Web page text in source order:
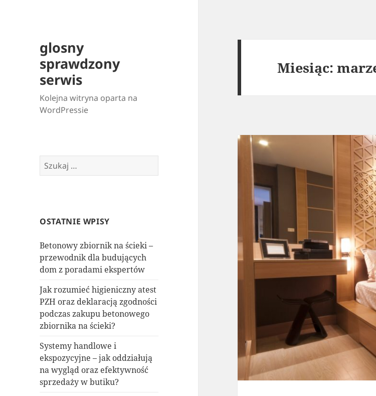
glosny
sprawdzony
serwis
Kolejna witryna oparta na
WordPressie
Szukaj:
OSTATNIE WPISY
Betonowy zbiornik na ścieki –
przewodnik dla budujących
dom z poradami ekspertów
Jak rozumieć higieniczny atest
PZH oraz deklaracją zgodności
podczas zakupu betonowego
zbiornika na ścieki?
Systemy handlowe i
ekspozycyjne – jak oddziałują
na wygląd oraz efektywność
sprzedaży w butiku?
Miesiąc: